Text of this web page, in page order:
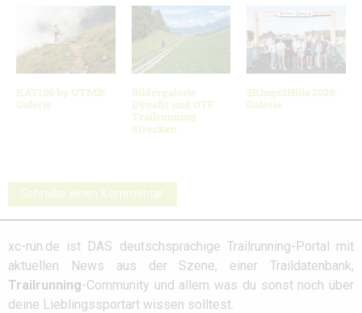
KAT100 by UTMB:
Galerie
Bildergalerie
Dynafit und OTF
Trailrunning
Strecken
3Kings3Hills 2026:
Galerie
Schreibe einen Kommentar
xc-run.de ist DAS deutschsprachige Trailrunning-Portal mit
aktuellen News aus der Szene, einer Traildatenbank,
Trailrunning-Community und allem was du sonst noch über
deine Lieblingssportart wissen solltest.